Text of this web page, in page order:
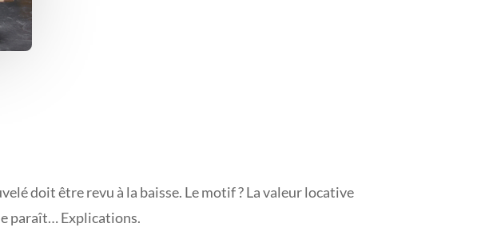
doit être revu à la baisse. Le motif ? La valeur locative
paraît… Explications.